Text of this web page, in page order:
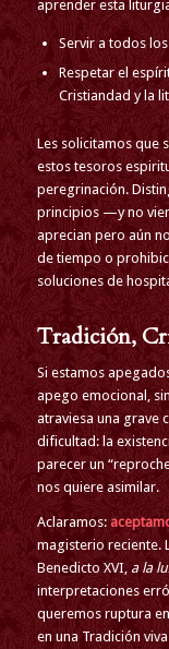
aprender esta
Servir a todos
Respetar el
Cristiandad y la
Les solicitamos que
estos tesoros
peregrinación.
principios —y no
aprecian pero aún
de tiempo o
soluciones de
Tradición,
Si estamos
apego emocional,
atraviesa una grave
dificultad: la
parecer un
nos quiere asimilar.
Aclaramos:
magisterio reciente.
Benedicto XVI, a la
interpretaciones
queremos ruptura
en una Tradición